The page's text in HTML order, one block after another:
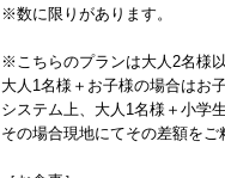
※数に限りがあります。
※こちらのプランは大人2名様
大人1名様＋お子様の場合はお
システム上、大人1名様＋小学
その場合現地にてその差額をご